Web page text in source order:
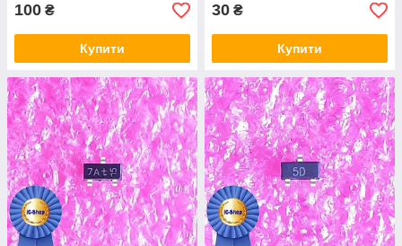
100 ₴
Купити
30 ₴
Купити